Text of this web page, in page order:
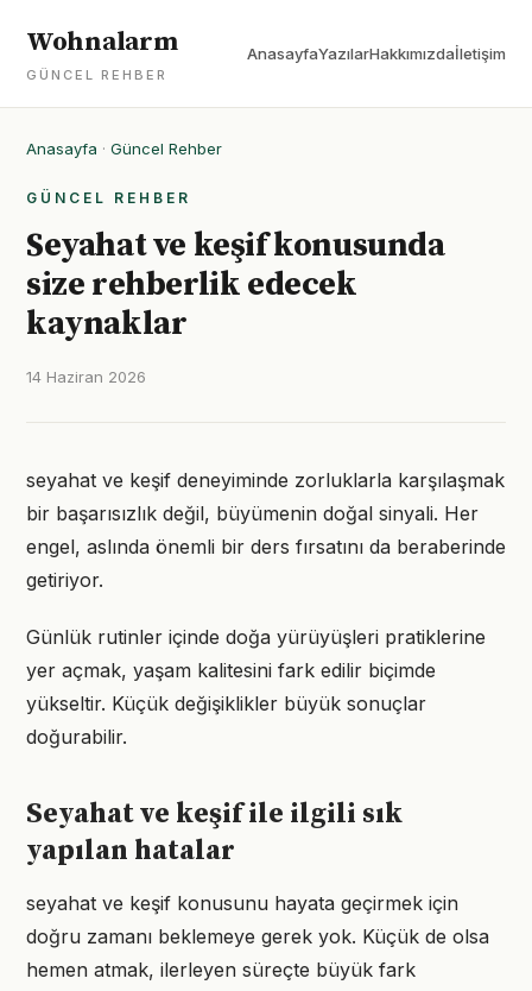
Wohnalarm
GÜNCEL REHBER
AnasayfaYazılarHakkımızdaİletişim
Anasayfa · Güncel Rehber
GÜNCEL REHBER
Seyahat ve keşif konusunda
size rehberlik edecek
kaynaklar
14 Haziran 2026
seyahat ve keşif deneyiminde zorluklarla karşılaşmak
bir başarısızlık değil, büyümenin doğal sinyali. Her
engel, aslında önemli bir ders fırsatını da beraberinde
getiriyor.
Günlük rutinler içinde doğa yürüyüşleri pratiklerine
yer açmak, yaşam kalitesini fark edilir biçimde
yükseltir. Küçük değişiklikler büyük sonuçlar
doğurabilir.
Seyahat ve keşif ile ilgili sık
yapılan hatalar
seyahat ve keşif konusunu hayata geçirmek için
doğru zamanı beklemeye gerek yok. Küçük de olsa
hemen atmak, ilerleyen süreçte büyük fark